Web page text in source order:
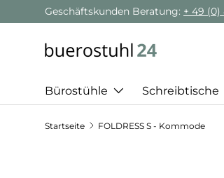
Direkt zum Inhalt
Geschäftskunden Beratung: + 49 (0)
Bürostühle Schreibtische
Startseite FOLDRESS S - Kommode